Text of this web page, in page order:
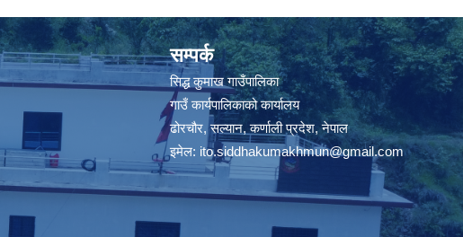
सम्पर्क
सिद्ध कुमाख गाउँपालिका
गाउँ कार्यपालिकाको कार्यालय
ढोरचौर, सल्यान, कर्णाली प्रदेश, नेपाल
इमेल: ito.siddhakumakhmun@gmail.com